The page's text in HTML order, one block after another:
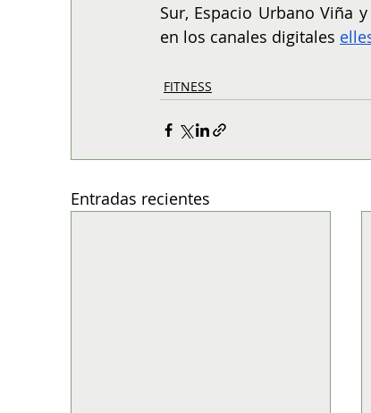
Sur, Espacio Urbano Viña
en los canales digitales
FITNESS
Entradas recientes